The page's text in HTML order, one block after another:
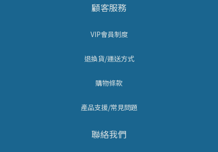
顧客服務
VIP會員制度
退換貨/運送方式
購物條款
產品支援/常見問題
聯絡我們